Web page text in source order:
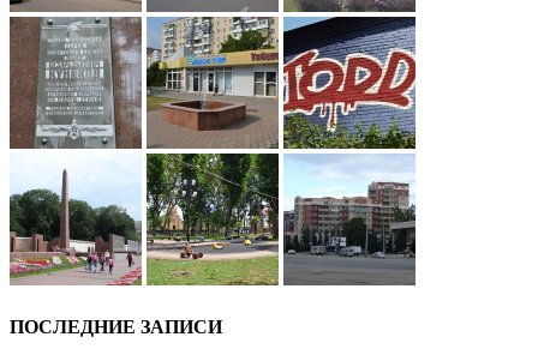
ПОСЛЕДНИЕ ЗАПИСИ